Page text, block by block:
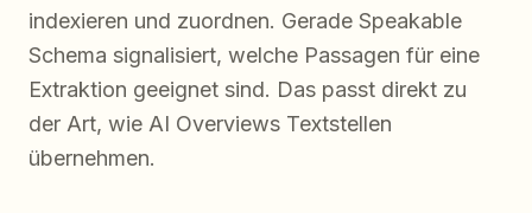
indexieren und zuordnen. Gerade Speakable
Schema signalisiert, welche Passagen für eine
Extraktion geeignet sind. Das passt direkt zu
der Art, wie AI Overviews Textstellen
übernehmen.